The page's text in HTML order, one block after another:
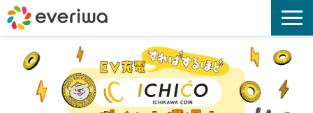
everiwa no Wa プロジェクト
everiwa Charger Share